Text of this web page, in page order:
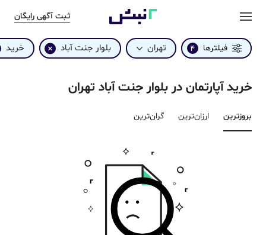
ثبت آگهی رایگان
فیلترها 4 تهران بلوار جنت آباد خرید
خرید آپارتمان در بلوار جنت آباد تهران
بروزترین‌ ارزان‌ترین گران‌ترین